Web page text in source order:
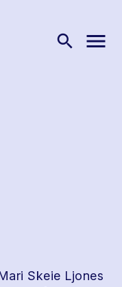
search menu
Skeie Ljones